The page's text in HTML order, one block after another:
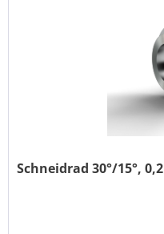
Schneidrad 30°/15°, 0,2